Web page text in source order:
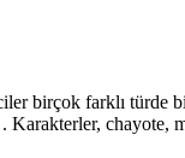
birçok farklı
. Karakterler, chayote,